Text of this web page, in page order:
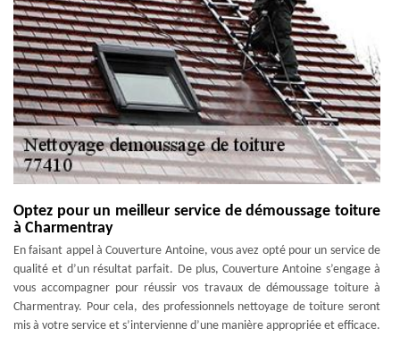
Optez pour un meilleur service de démoussage toiture
à Charmentray
En faisant appel à Couverture Antoine, vous avez opté pour un service de
qualité et d’un résultat parfait. De plus, Couverture Antoine s’engage à
vous accompagner pour réussir vos travaux de démoussage toiture à
Charmentray. Pour cela, des professionnels nettoyage de toiture seront
mis à votre service et s’intervienne d’une manière appropriée et efficace.